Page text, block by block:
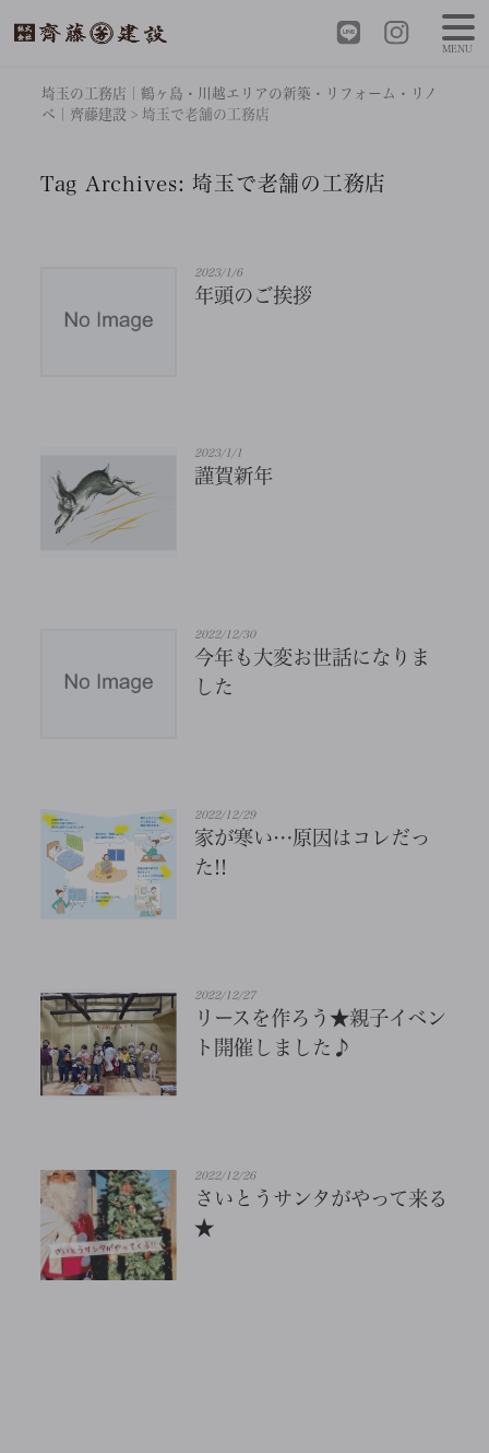
埼玉の工務店｜鶴ヶ島・川越エリアの新築・リフォーム・リノ
ベ｜齊藤建設 > 埼玉で老舗の工務店
Tag Archives: 埼玉で老舗の工務店
2023/1/6
年頭のご挨拶
2023/1/1
謹賀新年
2022/12/30
今年も大変お世話になりま
した
2022/12/29
家が寒い…原因はコレだっ
た!!
2022/12/27
リースを作ろう★親子イベン
ト開催しました♪
2022/12/26
さいとうサンタがやって来る
★
MENU